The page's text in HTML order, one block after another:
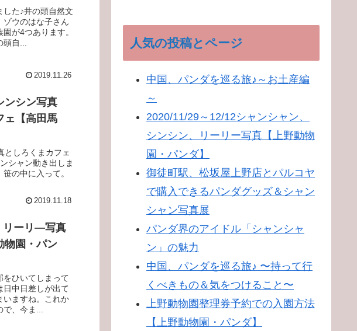
た♪井の頭自然文
ゾウのはな子さん
が4つあります。
自...
2019.11.26
ンシン写真
ェ【高田馬
としろくまカフェ
シャン動き出しま
の中に入って。
2019.11.18
リーリ―写真
物園・パン
をひいてしまって
中日差しが出て
いますね。これか
、今ま...
人気の投稿とページ
中国、パンダを巡る旅♪～お土産編
～
2020/11/29～12/12シャンシャン、
シンシン、リーリー写真【上野動物
園・パンダ】
御徒町駅、松坂屋上野店とパルコヤ
で購入できるパンダグッズ＆シャン
シャン写真展
パンダ界のアイドル「シャンシャ
ン」の魅力
中国、パンダを巡る旅♪ 〜持って行
くべきもの＆気をつけること〜
上野動物園整理券予約での入園方法
【上野動物園・パンダ】